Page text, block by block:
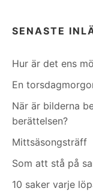
SENASTE
Hur är det ens
En
När är bilderna
berättelsen?
Mittsäsongsträff
Som att stå på
10 saker varje